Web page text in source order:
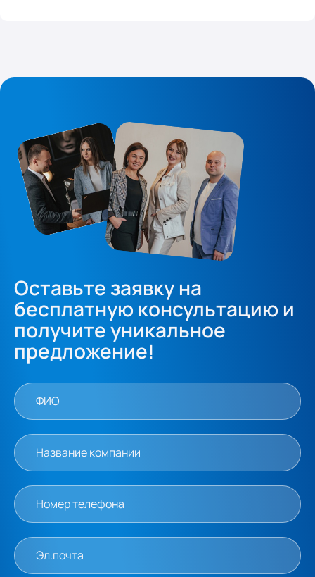
Оставьте заявку на
бесплатную консультацию и
получите уникальное
предложение!